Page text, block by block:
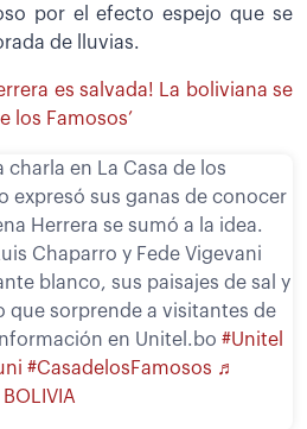
por el efecto espejo que se
de lluvias.
es salvada! La boliviana se
los Famosos’
charla en La Casa de los
expresó sus ganas de conocer
Herrera se sumó a la idea.
Chaparro y Fede Vigevani
blanco, sus paisajes de sal y
que sorprende a visitantes de
en Unitel.bo #Unitel
#CasadelosFamosos ♬